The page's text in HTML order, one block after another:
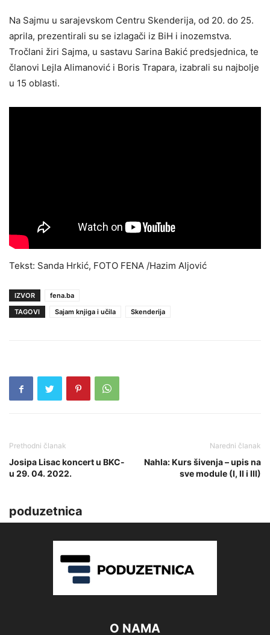
Na Sajmu u sarajevskom Centru Skenderija, od 20. do 25.
aprila, prezentirali su se izlagači iz BiH i inozemstva.
Tročlani žiri Sajma, u sastavu Sarina Bakić predsjednica, te
članovi Lejla Alimanović i Boris Trapara, izabrali su najbolje
u 15 oblasti.
Tekst: Sanda Hrkić, FOTO FENA /Hazim Aljović
IZVOR
fena.ba
TAGOVI
Sajam knjiga i učila Skenderija
Prethodni članak
Josipa Lisac koncert u BKC-
u 29. 04. 2022.
Naredni članak
Nahla: Kurs šivenja – upis na
sve module (I, II i III)
poduzetnica
O NAMA